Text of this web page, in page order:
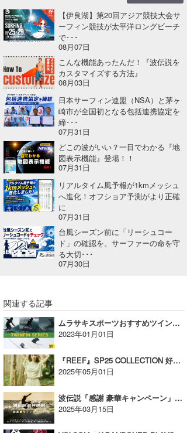
【伊良湖】第20回アジア競技大会サ
ーフィン競技が太平洋ロングビーチ
で･･･
08月07日
こんな機能あったんだ！『波伝説を
カスタマイズする方法』
08月03日
日本サーフィン連盟（NSA）と茅ヶ
崎市が全国初となる包括連携協定を
締･･･
07月31日
どこの波がいい？一目でわかる『地
図表示機能』登場！！
07月31日
リアルタイム風予報が1kmメッシュ
へ進化！オフショア予測がより正確
に
07月31日
台風シーズン前に「リーシュコー
ド」の確認を。サーファーの命を守
る大切･･･
07月30日
関連する記事
ムラサキスポーツおすすめツインフィンのご紹介！
2023年01月01日
『REEF』SP25 COLLECTION 好評発売中!【AD】
2025年05月01日
波伝説「感謝 豪華キャンペーン」開催！～3/31まで
2025年03月15日